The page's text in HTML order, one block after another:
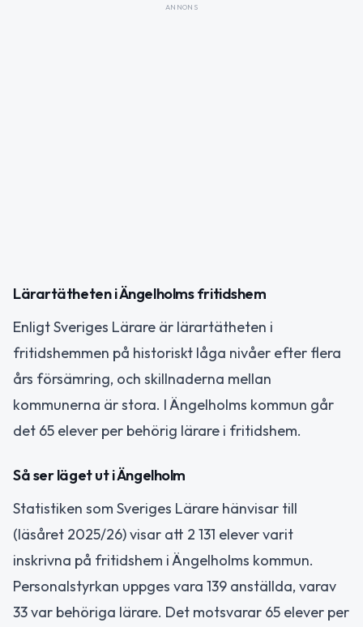
ANNONS
Lärartätheten i Ängelholms fritidshem
Enligt Sveriges Lärare är lärartätheten i
fritidshemmen på historiskt låga nivåer efter flera
års försämring, och skillnaderna mellan
kommunerna är stora. I Ängelholms kommun går
det 65 elever per behörig lärare i fritidshem.
Så ser läget ut i Ängelholm
Statistiken som Sveriges Lärare hänvisar till
(läsåret 2025/26) visar att 2 131 elever varit
inskrivna på fritidshem i Ängelholms kommun.
Personalstyrkan uppges vara 139 anställda, varav
33 var behöriga lärare. Det motsvarar 65 elever per